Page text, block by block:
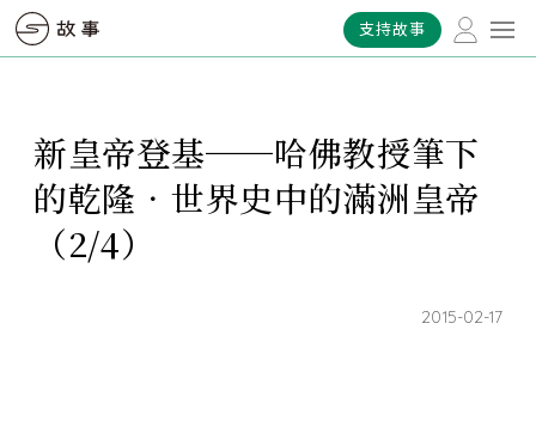
支持故事
新皇帝登基──哈佛教授筆下
的乾隆．世界史中的滿洲皇帝
（2/4）
2015-02-17